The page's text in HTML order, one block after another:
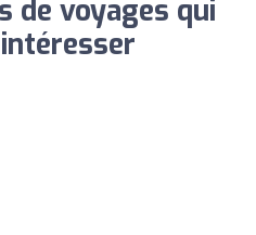
de voyages qui